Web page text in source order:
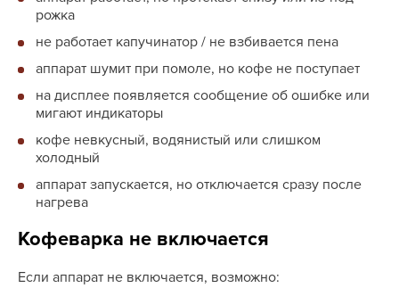
рожка
не работает капучинатор / не взбивается пена
аппарат шумит при помоле, но кофе не поступает
на дисплее появляется сообщение об ошибке или
мигают индикаторы
кофе невкусный, водянистый или слишком
холодный
аппарат запускается, но отключается сразу после
нагрева
Кофеварка не включается
Если аппарат не включается, возможно: